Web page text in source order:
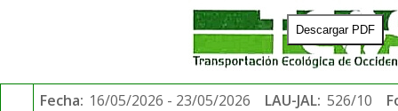
Descargar PDF
Fecha: 16/05/2026 - 23/05/2026 LAU-JAL: 526/10